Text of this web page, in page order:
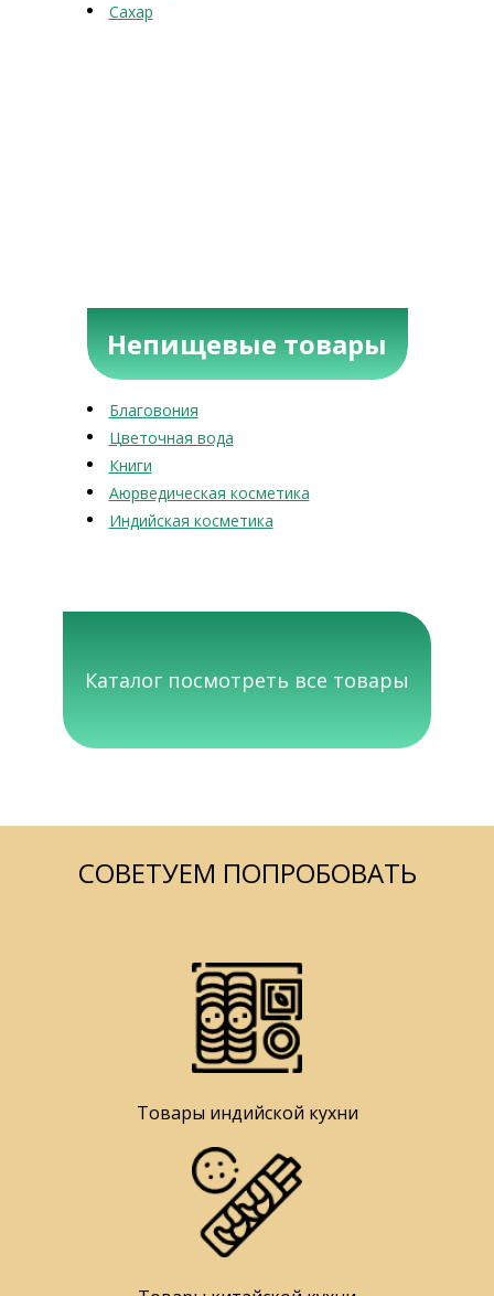
Сахар
Непищевые товары
Благовония
Цветочная вода
Книги
Аюрведическая косметика
Индийская косметика
Каталог посмотреть все товары
СОВЕТУЕМ ПОПРОБОВАТЬ
Товары индийской кухни